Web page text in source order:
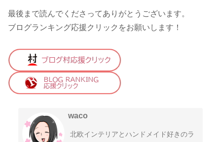
最後まで読んでくださってありがとうございます。
ブログランキング応援クリックをお願いします！
waco
北欧インテリアとハンドメイド好きのラ